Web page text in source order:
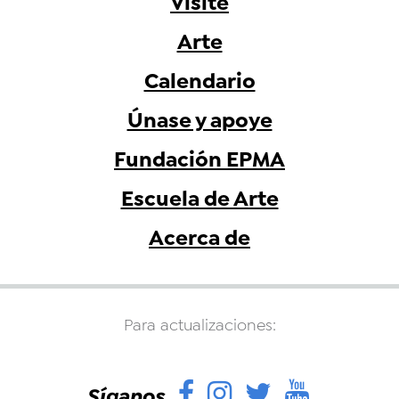
Arte
Calendario
Únase y apoye
Fundación EPMA
Escuela de Arte
Acerca de
Para actualizaciones:
Facebook
Instagram
Twitter